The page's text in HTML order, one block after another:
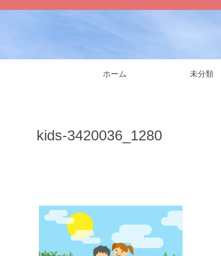
ホーム 未分類
kids-3420036_1280